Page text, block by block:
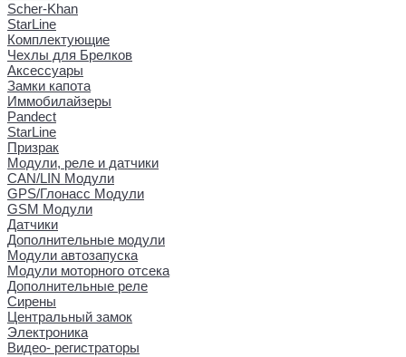
Scher-Khan
StarLine
Комплектующие
Чехлы для Брелков
Аксессуары
Замки капота
Иммобилайзеры
Pandect
StarLine
Призрак
Модули, реле и датчики
CAN/LIN Модули
GPS/Глонасс Модули
GSM Модули
Датчики
Дополнительные модули
Модули автозапуска
Модули моторного отсека
Дополнительные реле
Сирены
Центральный замок
Электроника
Видео- регистраторы